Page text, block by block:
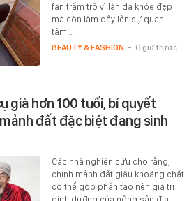
fan trầm trồ vì làn da khỏe đẹp
mà còn làm dấy lên sự quan
tâm…
BEAUTY & FASHION - 6 giờ trước
già hơn 100 tuổi, bí quyết
đất đặc biệt đang sinh
Các nhà nghiên cứu cho rằng,
chính mảnh đất giàu khoáng chất
có thể góp phần tạo nên giá trị